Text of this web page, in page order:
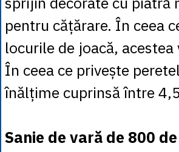
pentru cățărare. În ceea
locurile de joacă, acestea
În ceea ce privește
înălțime cuprinsă între
Sanie de vară de 800